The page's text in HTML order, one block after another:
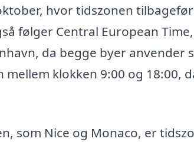
hvor tidszonen
følger Central European
da begge byer anvender
klokken 9:00 og 18:00,
som Nice og Monaco, er